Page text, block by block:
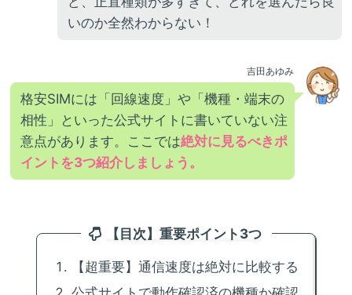
いのか全然わからない！
吉田あゆみ
格安SIMには「回線速度」や「機種・端末の
相性」といった公式サイトに書いていない注
意点があります。ここでは絶対に見るべきポ
イントを3つ紹介しましょう。
【目次】重要ポイント3つ
【超重要】通信速度は絶対に比較する